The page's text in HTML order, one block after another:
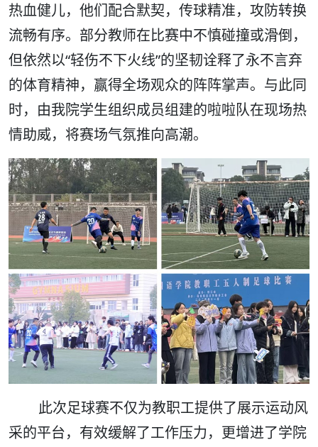
热血健儿，他们配合默契，传球精准，攻防转换
流畅有序。部分教师在比赛中不慎碰撞或滑倒，
但依然以“轻伤不下火线”的坚韧诠释了永不言弃
的体育精神，赢得全场观众的阵阵掌声。与此同
时，由我院学生组织成员组建的啦啦队在现场热
情助威，将赛场气氛推向高潮。
此次足球赛不仅为教职工提供了展示运动风
采的平台，有效缓解了工作压力，更增进了学院